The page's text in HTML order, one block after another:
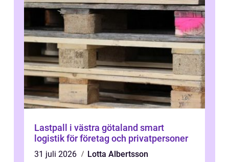
Lastpall i västra götaland smart
logistik för företag och privatpersoner
31 juli 2026
Lotta Albertsson